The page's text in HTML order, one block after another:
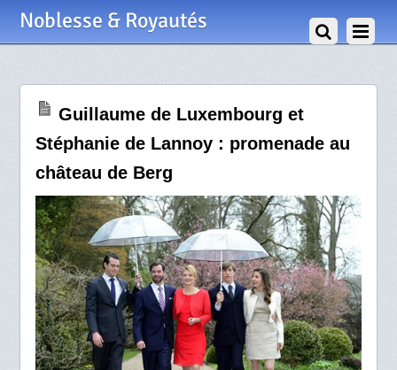
Noblesse & Royautés
Guillaume de Luxembourg et
Stéphanie de Lannoy : promenade au
château de Berg